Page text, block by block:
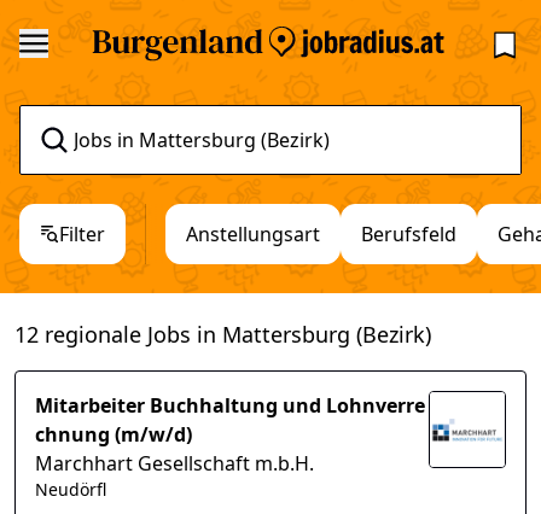
Filter Anstellungsart Berufsfeld
12 regionale Jobs in Mattersburg (Bezirk)
Mitarbeiter Buchhaltung und Lohnverre
chnung (m/w/d)
Marchhart Gesellschaft m.b.H.
Neudörfl